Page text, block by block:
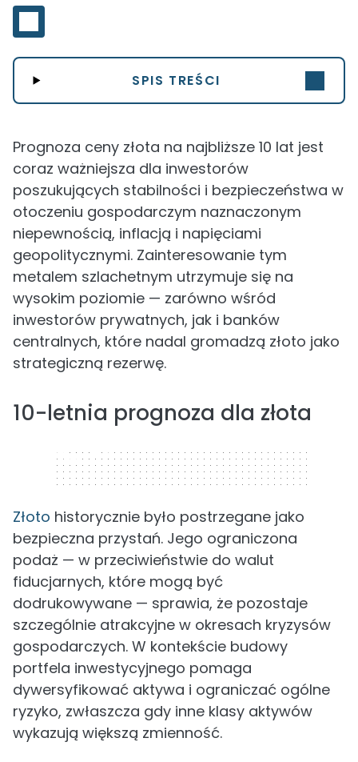
SPIS TREŚCI
Prognoza ceny złota na najbliższe 10 lat jest
coraz ważniejsza dla inwestorów
poszukujących stabilności i bezpieczeństwa w
otoczeniu gospodarczym naznaczonym
niepewnością, inflacją i napięciami
geopolitycznymi. Zainteresowanie tym
metalem szlachetnym utrzymuje się na
wysokim poziomie — zarówno wśród
inwestorów prywatnych, jak i banków
centralnych, które nadal gromadzą złoto jako
strategiczną rezerwę.
10-letnia prognoza dla złota
320 x 50
Złoto historycznie było postrzegane jako
bezpieczna przystań. Jego ograniczona
podaż — w przeciwieństwie do walut
fiducjarnych, które mogą być
dodrukowywane — sprawia, że pozostaje
szczególnie atrakcyjne w okresach kryzysów
gospodarczych. W kontekście budowy
portfela inwestycyjnego pomaga
dywersyfikować aktywa i ograniczać ogólne
ryzyko, zwłaszcza gdy inne klasy aktywów
wykazują większą zmienność.